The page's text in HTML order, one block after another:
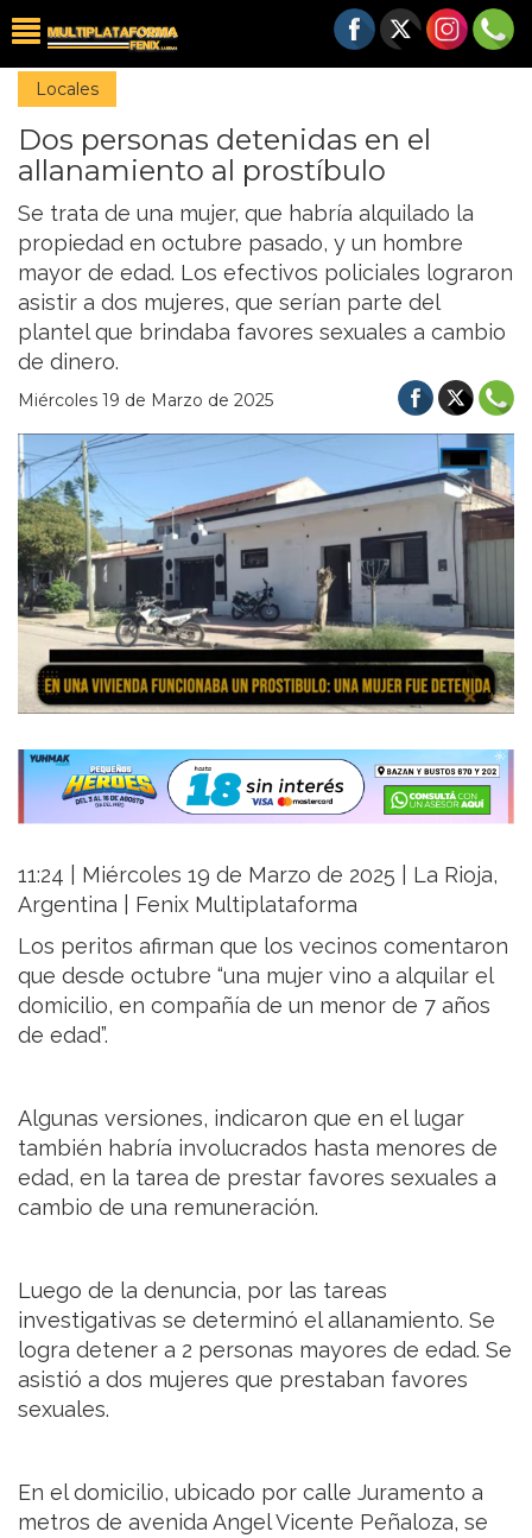
Locales
Dos personas detenidas en el
allanamiento al prostíbulo
Se trata de una mujer, que habría alquilado la
propiedad en octubre pasado, y un hombre
mayor de edad. Los efectivos policiales lograron
asistir a dos mujeres, que serían parte del
plantel que brindaba favores sexuales a cambio
de dinero.
Miércoles 19 de Marzo de 2025
11:24 | Miércoles 19 de Marzo de 2025 | La Rioja,
Argentina | Fenix Multiplataforma
Los peritos afirman que los vecinos comentaron
que desde octubre “una mujer vino a alquilar el
domicilio, en compañía de un menor de 7 años
de edad”.
Algunas versiones, indicaron que en el lugar
también habría involucrados hasta menores de
edad, en la tarea de prestar favores sexuales a
cambio de una remuneración.
Luego de la denuncia, por las tareas
investigativas se determinó el allanamiento. Se
logra detener a 2 personas mayores de edad. Se
asistió a dos mujeres que prestaban favores
sexuales.
En el domicilio, ubicado por calle Juramento a
metros de avenida Angel Vicente Peñaloza, se